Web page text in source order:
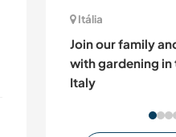
Itália
Join our family
with gardening in
Italy